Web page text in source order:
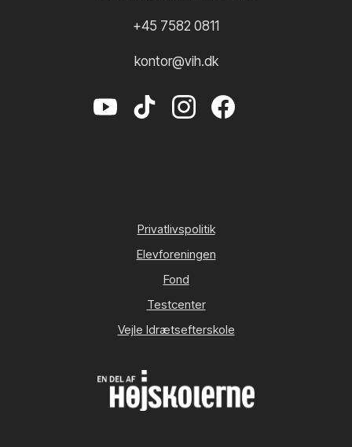
+45 7582 0811
kontor@vih.dk
Privatlivspolitik
Elevforeningen
Fond
Testcenter
Vejle Idrætsefterskole